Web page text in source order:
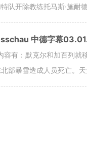
队开除教练托马斯·施耐
中德字幕
容有：默克尔和加百列就
部暴雪造成人员死亡。